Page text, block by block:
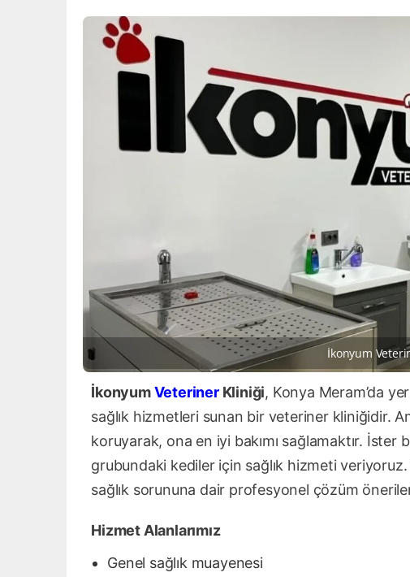
İkonyum
İkonyumVeterinerKliniği, Konya Meram’da
sağlık hizmetleri sunan bir veteriner kliniğidir.
koruyarak, ona en iyi bakımı sağlamaktır.
grubundaki kediler için sağlık hizmeti
sağlık sorununa dair profesyonel çözüm
Hizmet Alanlarımız
Genel sağlık muayenesi